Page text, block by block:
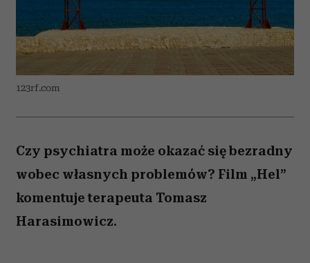
123rf.com
Czy psychiatra może okazać się bezradny
wobec własnych problemów? Film „Hel”
komentuje terapeuta Tomasz
Harasimowicz.